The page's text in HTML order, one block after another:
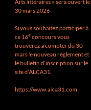
Arts littéraires » sera ouvert le
30 mars 2026
Si vous souhaitez participer à
ce 16econcours vous
trouverez à compter du 30
mars le nouveau règlement et
le bulletin d’inscription sur le
site d’ALCA31.
https://www.alca31.com